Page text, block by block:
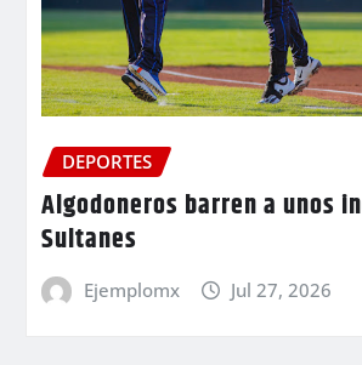
DEPORTES
Algodoneros barren a unos
Sultanes
Ejemplomx Jul 27, 2026